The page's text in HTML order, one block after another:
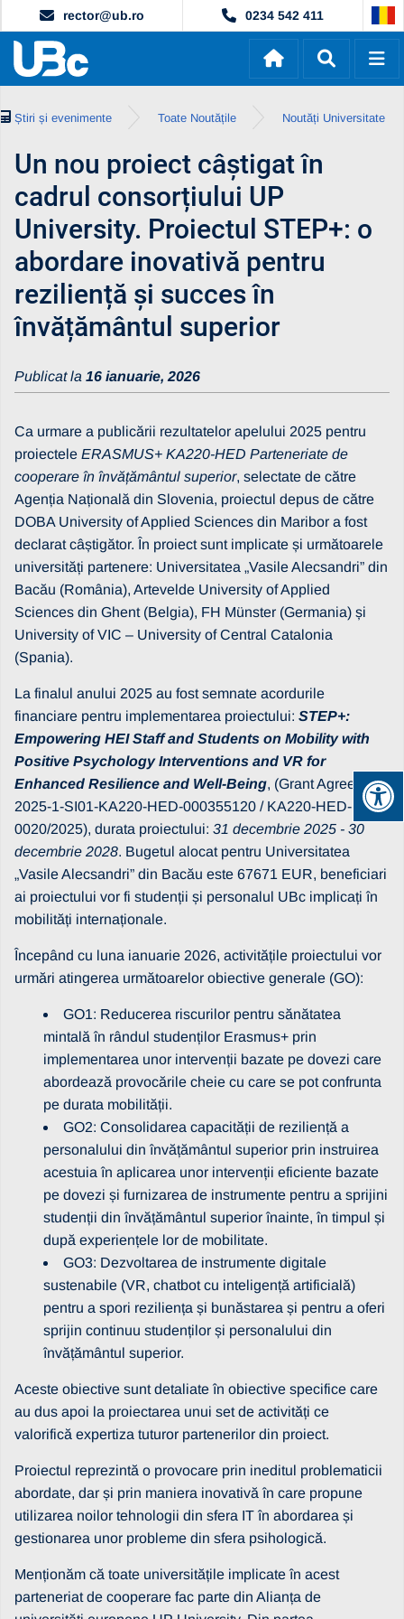
rector@ub.ro 0234 542 411
Știri și evenimente Toate Noutățile Noutăți Universitate
Un nou proiect câștigat în
cadrul consorțiului UP
University. Proiectul STEP+: o
abordare inovativă pentru
reziliență și succes în
învățământul superior
Publicat la 16 ianuarie, 2026
Ca urmare a publicării rezultatelor apelului 2025 pentru
proiectele ERASMUS+ KA220-HED Parteneriate de
cooperare în învățământul superior, selectate de către
Agenția Națională din Slovenia, proiectul depus de către
DOBA University of Applied Sciences din Maribor a fost
declarat câștigător. În proiect sunt implicate și următoarele
universități partenere: Universitatea „Vasile Alecsandri” din
Bacău (România), Artevelde University of Applied
Sciences din Ghent (Belgia), FH Münster (Germania) și
University of VIC – University of Central Catalonia
(Spania).
La finalul anului 2025 au fost semnate acordurile
financiare pentru implementarea proiectului: STEP+:
Empowering HEI Staff and Students on Mobility with
Positive Psychology Interventions and VR for
Enhanced Resilience and Well-Being, (Grant Agreement
2025-1-SI01-KA220-HED-000355120 / KA220-HED-
0020/2025), durata proiectului: 31 decembrie 2025 - 30
decembrie 2028. Bugetul alocat pentru Universitatea
„Vasile Alecsandri” din Bacău este 67671 EUR, beneficiari
ai proiectului vor fi studenții și personalul UBc implicați în
mobilități internaționale.
Începând cu luna ianuarie 2026, activitățile proiectului vor
urmări atingerea următoarelor obiective generale (GO):
GO1: Reducerea riscurilor pentru sănătatea
mintală în rândul studenților Erasmus+ prin
implementarea unor intervenții bazate pe dovezi care
abordează provocările cheie cu care se pot confrunta
pe durata mobilității.
GO2: Consolidarea capacității de reziliență a
personalului din învățământul superior prin instruirea
acestuia în aplicarea unor intervenții eficiente bazate
pe dovezi și furnizarea de instrumente pentru a sprijini
studenții din învățământul superior înainte, în timpul și
după experiențele lor de mobilitate.
GO3: Dezvoltarea de instrumente digitale
sustenabile (VR, chatbot cu inteligență artificială)
pentru a spori reziliența și bunăstarea și pentru a oferi
sprijin continuu studenților și personalului din
învățământul superior.
Aceste obiective sunt detaliate în obiective specifice care
au dus apoi la proiectarea unui set de activități ce
valorifică expertiza tuturor partenerilor din proiect.
Proiectul reprezintă o provocare prin ineditul problematicii
abordate, dar și prin maniera inovativă în care propune
utilizarea noilor tehnologii din sfera IT în abordarea și
gestionarea unor probleme din sfera psihologică.
Menționăm că toate universitățile implicate în acest
parteneriat de cooperare fac parte din Alianța de